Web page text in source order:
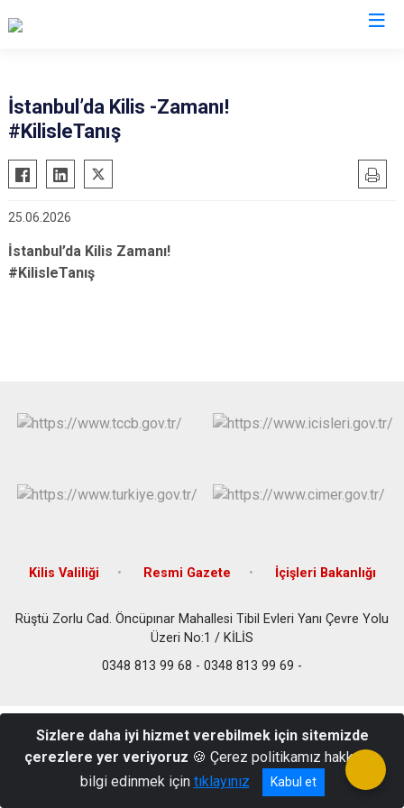
İstanbul’da Kilis -Zamanı!
#KilisleTanış
25.06.2026
İstanbul’da Kilis Zamanı!
#KilisleTanış
Kilis Valiliği Resmi Gazete İçişleri Bakanlığı
Rüştü Zorlu Cad. Öncüpınar Mahallesi Tibil Evleri Yanı Çevre Yolu
Üzeri No:1 / KİLİS
0348 813 99 68 - 0348 813 99 69 -
Sizlere daha iyi hizmet verebilmek için sitemizde
çerezlere yer veriyoruz 🍪 Çerez politikamız hakkında
bilgi edinmek için tıklayınız Kabul et